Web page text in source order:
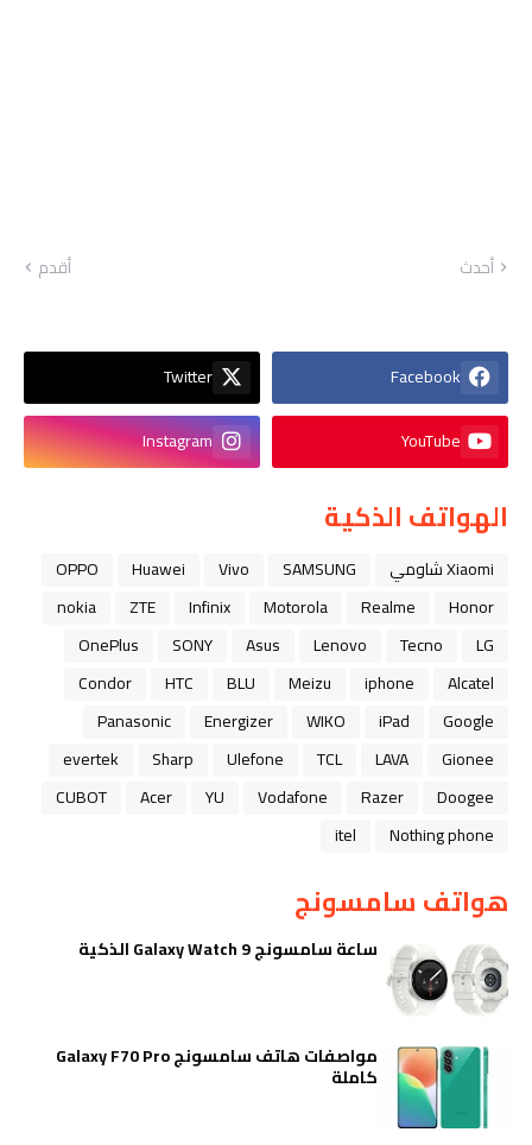
أحدث أقدم
Facebook
Twitter
YouTube
Instagram
الهواتف الذكية
Xiaomi شاومي SAMSUNG
Vivo
Huawei
OPPO
Honor
Realme
Motorola
Infinix
ZTE
nokia
LG
Tecno
Lenovo
Asus
SONY
OnePlus
Alcatel
iphone
Meizu
BLU
HTC
Condor
Google
iPad
WIKO
Energizer
Panasonic
Gionee
LAVA
TCL
Ulefone
Sharp
evertek
Doogee
Razer
Vodafone
YU
Acer
CUBOT
Nothing phone
itel
هواتف سامسونج
ساعة سامسونج Galaxy Watch 9 الذكية
مواصفات هاتف سامسونج Galaxy F70 Pro
كاملة